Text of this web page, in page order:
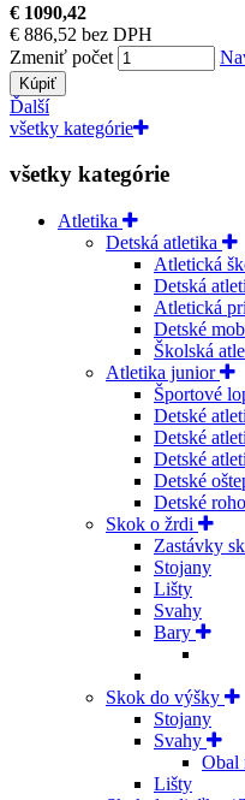
€ 1090,42
€ 886,52 bez DPH
Zmeniť počet
Kúpiť
Ďalší
všetky kategórie
všetky kategórie
Atletika
Detská atletika
Atletická
Detská
Atletická
Detské
Školská
Atletika junior
Športové
Detské
Detské
Detské
Detské
Detské
Skok o žrdi
Zastávky
Stojany
Lišty
Svahy
Bary
Skok do výšky
Stojany
Svahy
Obal
Lišty